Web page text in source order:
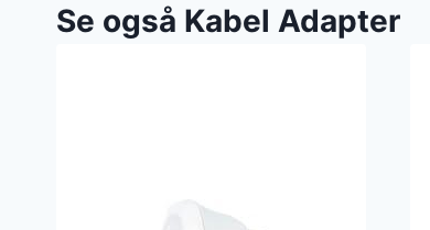
Se også Kabel Adapter